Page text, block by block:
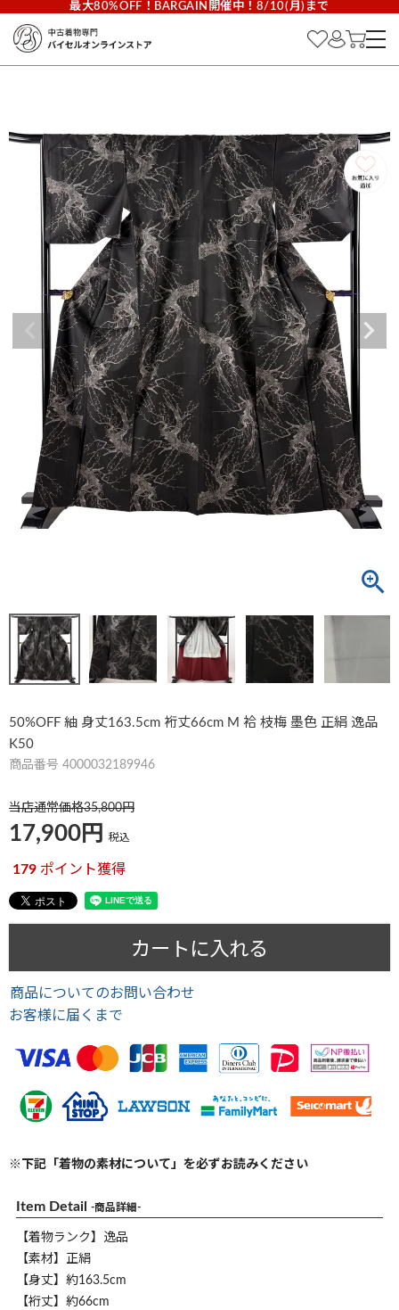
最大80%OFF！BARGAIN開催中！8/10(月)まで
50%OFF 紬 身丈163.5cm 裄丈66cm M 袷 枝梅 墨色 正絹 逸品
K50
商品番号 4000032189946
当店通常価格35,800
17,900 税込
179 ポイント獲得
カートに入れる
商品についてのお問い合わせ
お客様に届くまで
※下記「着物の素材について」を必ずお読みください
Item Detail -商品詳細-
【着物ランク】逸品
【素材】正絹
【身丈】約163.5cm
【裄丈】約66cm